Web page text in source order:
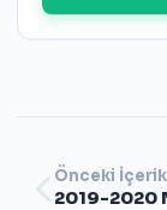
Önceki İçerik
2019-2020